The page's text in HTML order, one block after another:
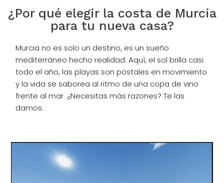
¿Por qué elegir la costa de Murcia
para tu nueva casa?
Murcia no es solo un destino, es un sueño
mediterráneo hecho realidad. Aquí, el sol brilla casi
todo el año, las playas son postales en movimiento
y la vida se saborea al ritmo de una copa de vino
frente al mar. ¿Necesitas más razones? Te las
damos: